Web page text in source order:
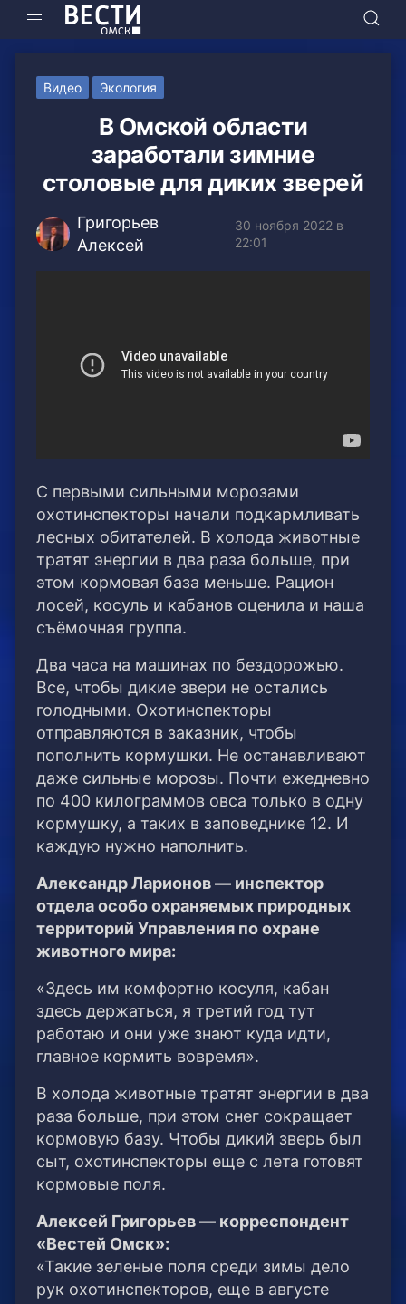
Видео Экология
В Омской области
заработали зимние
столовые для диких зверей
Григорьев
Алексей
30 ноября 2022 в
22:01
С первыми сильными морозами
охотинспекторы начали подкармливать
лесных обитателей. В холода животные
тратят энергии в два раза больше, при
этом кормовая база меньше. Рацион
лосей, косуль и кабанов оценила и наша
съёмочная группа.
Два часа на машинах по бездорожью.
Все, чтобы дикие звери не остались
голодными. Охотинспекторы
отправляются в заказник, чтобы
пополнить кормушки. Не останавливают
даже сильные морозы. Почти ежедневно
по 400 килограммов овса только в одну
кормушку, а таких в заповеднике 12. И
каждую нужно наполнить.
Александр Ларионов — инспектор
отдела особо охраняемых природных
территорий Управления по охране
животного мира:
«Здесь им комфортно косуля, кабан
здесь держаться, я третий год тут
работаю и они уже знают куда идти,
главное кормить вовремя».
В холода животные тратят энергии в два
раза больше, при этом снег сокращает
кормовую базу. Чтобы дикий зверь был
сыт, охотинспекторы еще с лета готовят
кормовые поля.
Алексей Григорьев — корреспондент
«Вестей Омск»:
«Такие зеленые поля среди зимы дело
рук охотинспекторов, еще в августе